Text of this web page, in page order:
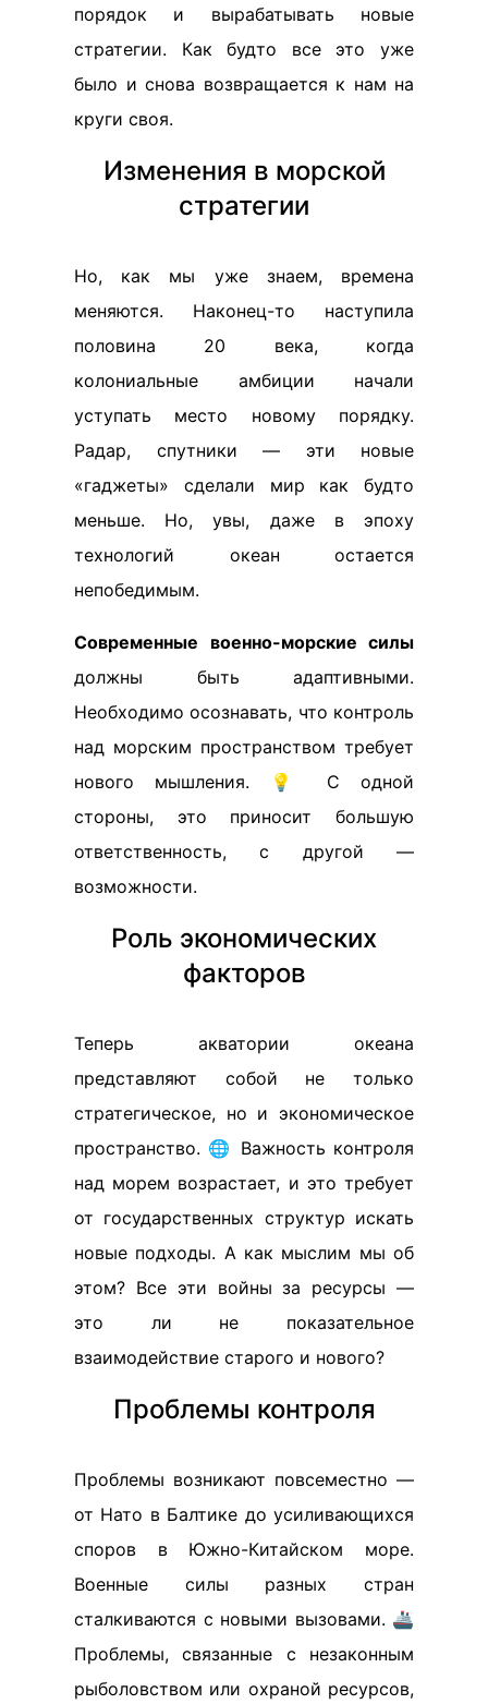
порядок и вырабатывать новые
стратегии. Как будто все это уже
было и снова возвращается к нам на
круги своя.
Изменения в морской
стратегии
Но, как мы уже знаем, времена
меняются. Наконец-то наступила
половина 20 века, когда
колониальные амбиции начали
уступать место новому порядку.
Радар, спутники — эти новые
«гаджеты» сделали мир как будто
меньше. Но, увы, даже в эпоху
технологий океан остается
непобедимым.
Современные военно-морские силы
должны быть адаптивными.
Необходимо осознавать, что контроль
над морским пространством требует
нового мышления. 💡 С одной
стороны, это приносит большую
ответственность, с другой —
возможности.
Роль экономических
факторов
Теперь акватории океана
представляют собой не только
стратегическое, но и экономическое
пространство. 🌐 Важность контроля
над морем возрастает, и это требует
от государственных структур искать
новые подходы. А как мыслим мы об
этом? Все эти войны за ресурсы —
это ли не показательное
взаимодействие старого и нового?
Проблемы контроля
Проблемы возникают повсеместно —
от Нато в Балтике до усиливающихся
споров в Южно-Китайском море.
Военные силы разных стран
сталкиваются с новыми вызовами. 🚢
Проблемы, связанные с незаконным
рыболовством или охраной ресурсов,